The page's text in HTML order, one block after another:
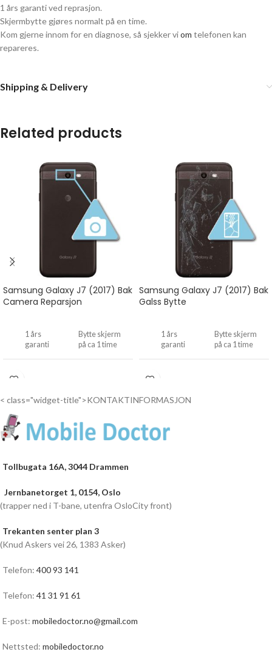
1 års garanti ved reprasjon.
Skjermbytte gjøres normalt på en time.
Kom gjerne innom for en diagnose, så sjekker viom telefonen kan
repareres.
Shipping & Delivery
Related products
Samsung Galaxy J7 (2017) Bak
Camera Reparsjon
1 års
garanti
Bytte skjerm
på ca 1 time
Samsung Galaxy J7 (2017) Bak
Galss Bytte
1 års
garanti
Bytte skjerm
på ca 1 time
< class="widget-title">KONTAKTINFORMASJON
Tollbugata 16A, 3044 Drammen
Jernbanetorget 1, 0154, Oslo
(trapper ned i T-bane, utenfra OsloCity front)
Trekanten senter plan 3
(Knud Askers vei 26, 1383 Asker)
Telefon: 400 93 141
Telefon: 41 31 91 61
E-post: mobiledoctor.no@gmail.com
Nettsted: mobiledoctor.no